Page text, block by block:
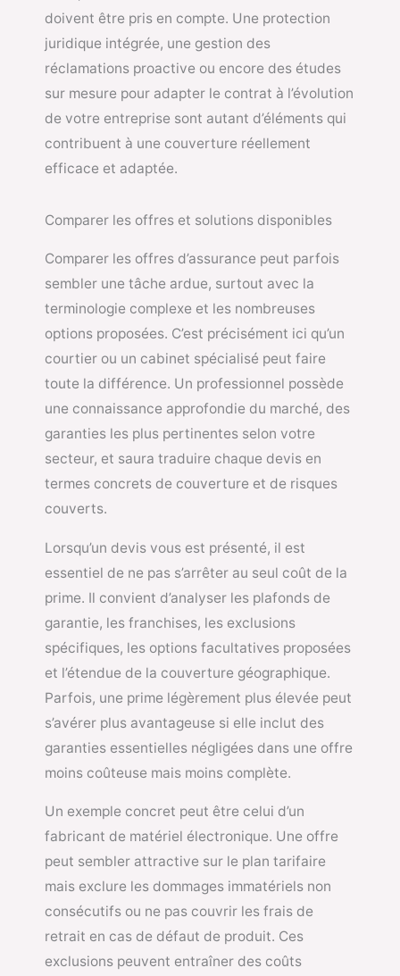
doivent être pris en compte. Une protection
juridique intégrée, une gestion des
réclamations proactive ou encore des études
sur mesure pour adapter le contrat à l’évolution
de votre entreprise sont autant d’éléments qui
contribuent à une couverture réellement
efficace et adaptée.
Comparer les offres et solutions disponibles
Comparer les offres d’assurance peut parfois
sembler une tâche ardue, surtout avec la
terminologie complexe et les nombreuses
options proposées. C’est précisément ici qu’un
courtier ou un cabinet spécialisé peut faire
toute la différence. Un professionnel possède
une connaissance approfondie du marché, des
garanties les plus pertinentes selon votre
secteur, et saura traduire chaque devis en
termes concrets de couverture et de risques
couverts.
Lorsqu’un devis vous est présenté, il est
essentiel de ne pas s’arrêter au seul coût de la
prime. Il convient d’analyser les plafonds de
garantie, les franchises, les exclusions
spécifiques, les options facultatives proposées
et l’étendue de la couverture géographique.
Parfois, une prime légèrement plus élevée peut
s’avérer plus avantageuse si elle inclut des
garanties essentielles négligées dans une offre
moins coûteuse mais moins complète.
Un exemple concret peut être celui d’un
fabricant de matériel électronique. Une offre
peut sembler attractive sur le plan tarifaire
mais exclure les dommages immatériels non
consécutifs ou ne pas couvrir les frais de
retrait en cas de défaut de produit. Ces
exclusions peuvent entraîner des coûts